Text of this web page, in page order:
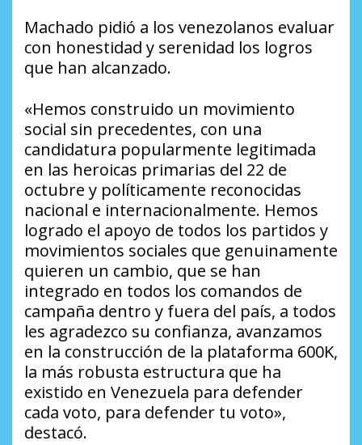
Machado pidió a los venezolanos evaluar
con honestidad y serenidad los logros
que han alcanzado.
«Hemos construido un movimiento
social sin precedentes, con una
candidatura popularmente legitimada
en las heroicas primarias del 22 de
octubre y políticamente reconocidas
nacional e internacionalmente. Hemos
logrado el apoyo de todos los partidos y
movimientos sociales que genuinamente
quieren un cambio, que se han
integrado en todos los comandos de
campaña dentro y fuera del país, a todos
les agradezco su confianza, avanzamos
en la construcción de la plataforma 600K,
la más robusta estructura que ha
existido en Venezuela para defender
cada voto, para defender tu voto»,
destacó.